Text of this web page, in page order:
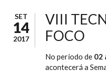
SET
14
2017
VIII
FOCO
No período de 02
acontecerá a